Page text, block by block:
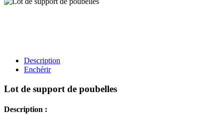
Description
Enchérir
Lot de support de poubelles
Description :